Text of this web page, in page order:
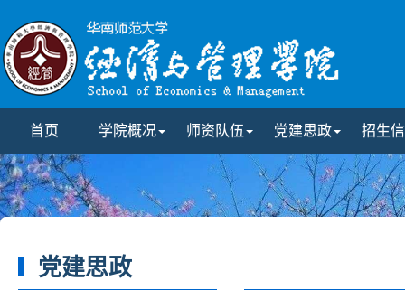
首页 学院概况 师资队伍 党建思政 招生
党建思政